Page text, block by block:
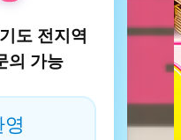
도 전지역
의 가능